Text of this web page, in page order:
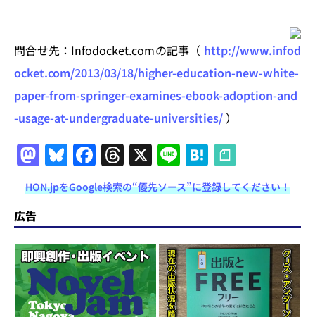
問合せ先：Infodocket.comの記事（ http://www.infod
ocket.com/2013/03/18/higher-education-new-white-
paper-from-springer-examines-ebook-adoption-and
-usage-at-undergraduate-universities/ ）
M
a
st
o
d
o
n
Bl
u
e
s
k
y
F
a
c
e
b
o
o
T
h
re
a
d
s
X Li
n
e
H
at
e
n
a
HON.jpをGoogle検索の“優先ソース”に登録してください！
広告